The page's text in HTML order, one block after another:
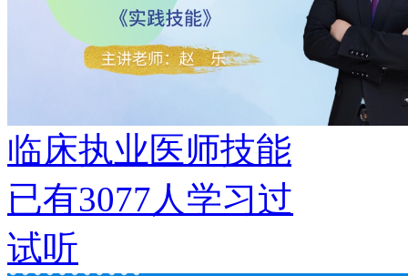
临床执业医师技能
已有3077人学习过
试听